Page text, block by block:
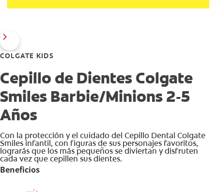
COLGATE KIDS
Cepillo de Dientes Colgate
Smiles Barbie/Minions 2-5
Años
Con la protección y el cuidado del Cepillo Dental Colgate
Smiles infantil, con figuras de sus personajes favoritos,
lograrás que los más pequeños se diviertan y disfruten
cada vez que cepillen sus dientes.
Beneficios